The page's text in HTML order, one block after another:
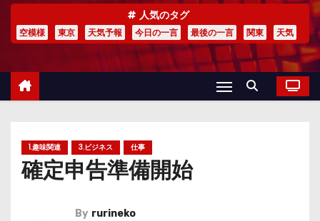
人気のタグ
空模様 東京 天気予報 今日の一言 最後の一言 関東 天気
1.趣味関連 3.ビジネス 仕事
確定申告準備開始
By rurineko